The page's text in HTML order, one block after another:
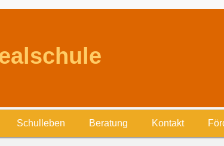
Schulleben Beratung Kontakt